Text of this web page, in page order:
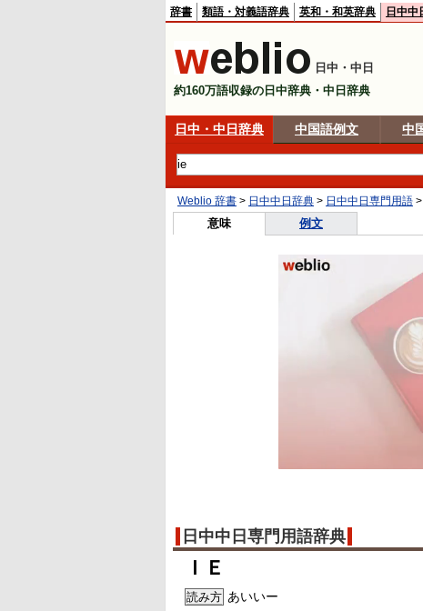
辞書 類語・対義語辞典 英和・和英辞典 日中中
日中・中日
約160万語収録の日中辞典・中日辞典
日中・中日辞典 中国語例文 中
Weblio 辞書 > 日中中日辞典 > 日中中日専門用語 >
意味 例文
日中中日専門用語辞典
ＩＥ
読み方 あいいー